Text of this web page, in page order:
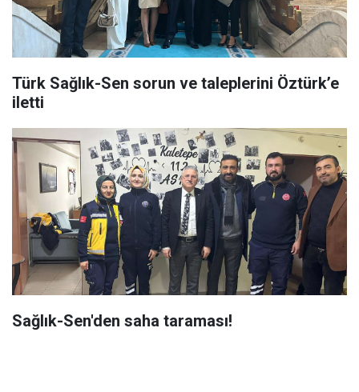
Türk Sağlık-Sen sorun ve taleplerini Öztürk’e
iletti
Sağlık-Sen'den saha taraması!